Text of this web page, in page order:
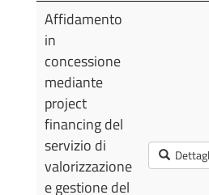
Oggetto
Affidamento
in
concessione
mediante
project
financing del
servizio di
valorizzazione
e gestione del